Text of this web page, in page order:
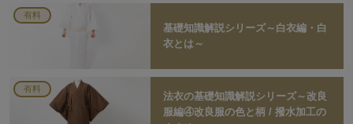
有料
基礎知識解説シリーズ～白衣編・白
衣とは～
有料
法衣の基礎知識解説シリーズ～改良
服編④改良服の色と柄 / 撥水加工の